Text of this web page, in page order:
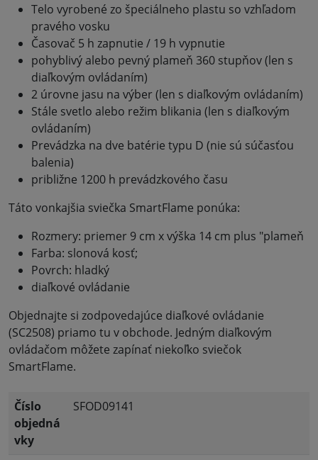
Telo vyrobené zo špeciálneho plastu so vzhľadom
pravého vosku
Časovač 5 h zapnutie / 19 h vypnutie
pohyblivý alebo pevný plameň 360 stupňov (len s
diaľkovým ovládaním)
2 úrovne jasu na výber (len s diaľkovým ovládaním)
Stále svetlo alebo režim blikania (len s diaľkovým
ovládaním)
Prevádzka na dve batérie typu D (nie sú súčasťou
balenia)
približne 1200 h prevádzkového času
Táto vonkajšia sviečka SmartFlame ponúka:
Rozmery: priemer 9 cm x výška 14 cm plus "plameň
Farba: slonová kosť;
Povrch: hladký
diaľkové ovládanie
Objednajte si zodpovedajúce diaľkové ovládanie
(SC2508) priamo tu v obchode. Jedným diaľkovým
ovládačom môžete zapínať niekoľko sviečok
SmartFlame.
Číslo
objedná
vky
SFOD09141